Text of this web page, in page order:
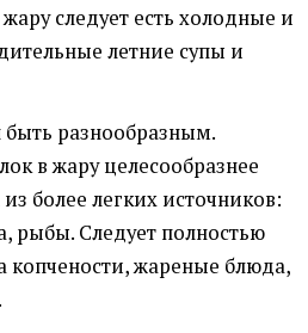
следует есть холодные и
летние супы и
разнообразным.
в жару целесообразнее
более легких источников:
рыбы. Следует полностью
копчености, жареные блюда,